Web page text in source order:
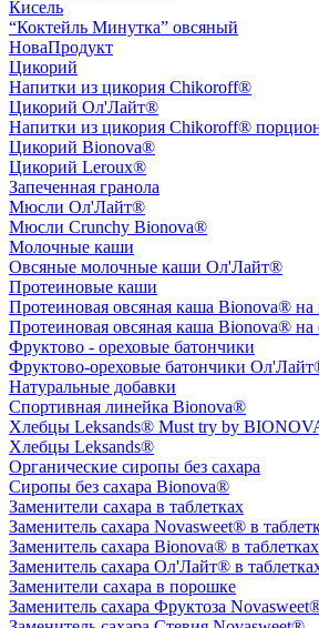
Кисель
“Коктейль Минутка” овсяный
НоваПродукт
Цикорий
Напитки из цикория Chikoroff®
Цикорий Ол'Лайт®
Напитки из цикория Chikoroff®
Цикорий Bionova®
Цикорий Leroux®
Запеченная гранола
Мюсли Ол'Лайт®
Мюсли Crunchy Bionova®
Молочные каши
Овсяные молочные каши Ол'Лайт®
Протеиновые каши
Протеиновая овсяная каша Bionova®
Протеиновая овсяная каша Bionova® на
Фруктово - ореховые батончики
Фруктово-ореховые батончики
Натуральные добавки
Спортивная линейка Bionova®
Хлебцы Leksands® Must try by
Хлебцы Leksands®
Органические сиропы без сахара
Сиропы без сахара Bionova®
Заменители сахара в таблетках
Заменитель сахара Novasweet® в
Заменитель сахара Bionova® в таблетках
Заменитель сахара Ол'Лайт® в
Заменители сахара в порошке
Заменитель сахара Фруктоза